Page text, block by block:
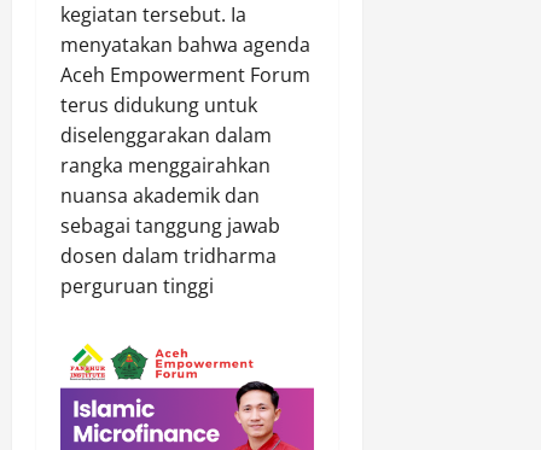
kegiatan tersebut. Ia
menyatakan bahwa agenda
Aceh Empowerment Forum
terus didukung untuk
diselenggarakan dalam
rangka menggairahkan
nuansa akademik dan
sebagai tanggung jawab
dosen dalam tridharma
perguruan tinggi